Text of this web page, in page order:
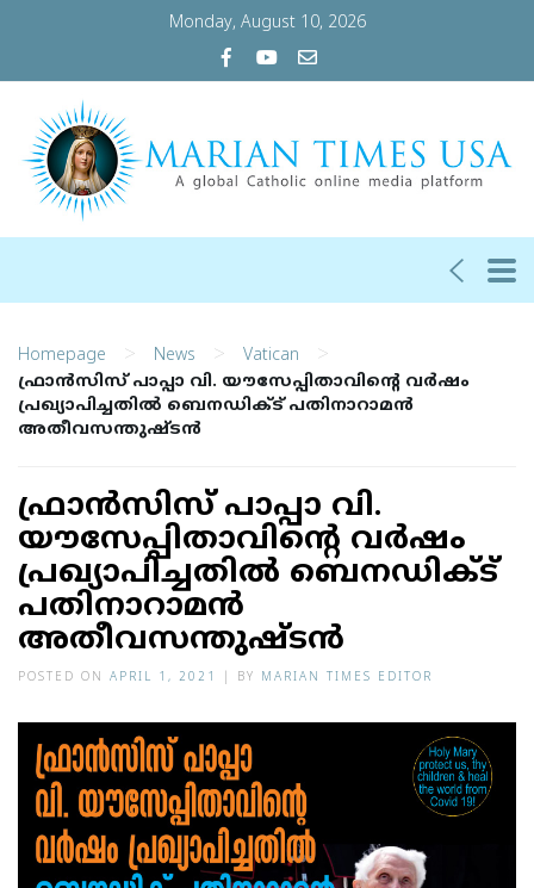
Monday, August 10, 2026
Homepage > News > Vatican >
ഫ്രാന്‍സിസ് പാപ്പാ വി. യൗസേപ്പിതാവിന്റെ വര്‍ഷം
പ്രഖ്യാപിച്ചതില്‍ ബെനഡിക്ട് പതിനാറാമന്‍
അതീവസന്തുഷ്ടന്‍
ഫ്രാന്‍സിസ് പാപ്പാ വി.
യൗസേപ്പിതാവിന്റെ വര്‍ഷം
പ്രഖ്യാപിച്ചതില്‍ ബെനഡിക്ട്
പതിനാറാമന്‍
അതീവസന്തുഷ്ടന്‍
POSTED ON APRIL 1, 2021 BY MARIAN TIMES EDITOR